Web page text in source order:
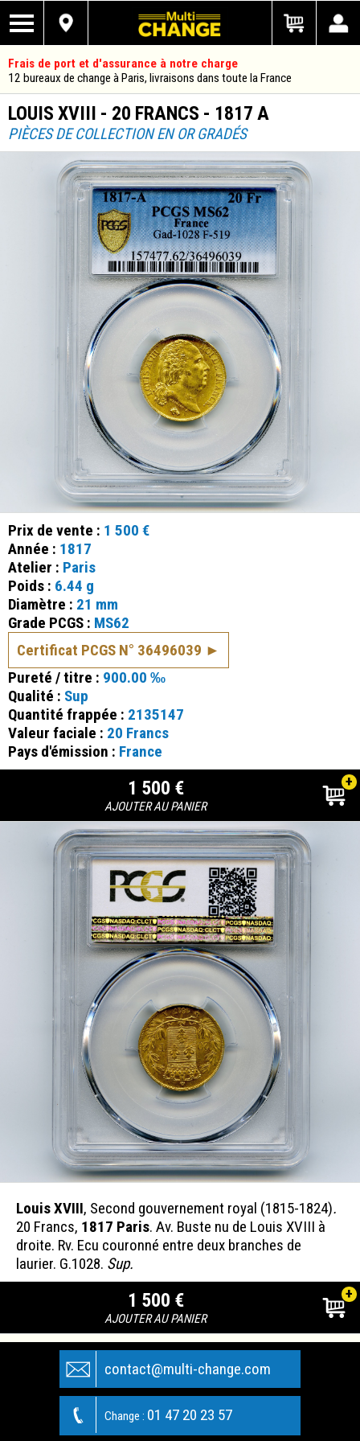
Frais de port et d'assurance à notre charge
12 bureaux de change à Paris, livraisons dans toute la France
LOUIS XVIII - 20 FRANCS - 1817 A
PIÈCES DE COLLECTION EN OR GRADÉS
Prix de vente : 1 500 €
Année : 1817
Atelier : Paris
Poids : 6.44 g
Diamètre : 21 mm
Grade PCGS : MS62
Certificat PCGS N° 36496039
Pureté / titre : 900.00 ‰
Qualité : Sup
Quantité frappée : 2135147
Valeur faciale : 20 Francs
Pays d'émission : France
1 500 €
AJOUTER AU PANIER
+
Louis XVIII, Second gouvernement royal (1815-1824).
20 Francs, 1817 Paris. Av. Buste nu de Louis XVIII à
droite. Rv. Ecu couronné entre deux branches de
laurier. G.1028. Sup.
1 500 €
AJOUTER AU PANIER
+
contact@multi-change.com
Change : 01 47 20 23 57